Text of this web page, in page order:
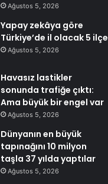
Ağustos 5, 2026
Yapay zekâya göre
Türkiye’de il olacak 5 ilçe
Ağustos 5, 2026
Havasız lastikler
sonunda trafiğe çıktı:
Ama büyük bir engel var
Ağustos 5, 2026
Dünyanın en büyük
tapınağını 10 milyon
taşla 37 yılda yaptılar
Ağustos 5, 2026